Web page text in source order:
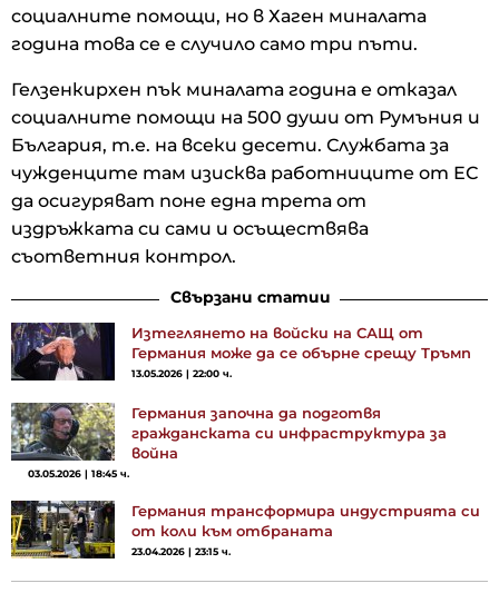
социалните помощи, но в Хаген миналата
година това се е случило само три пъти.
Гелзенкирхен пък миналата година е отказал
социалните помощи на 500 души от Румъния и
България, т.е. на всеки десети. Службата за
чужденците там изисква работниците от ЕС
да осигуряват поне една трета от
издръжката си сами и осъществява
съответния контрол.
Свързани статии
Изтеглянето на войски на САЩ от
Германия може да се обърне срещу Тръмп
13.05.2026 | 22:00 ч.
Германия започна да подготвя
гражданската си инфраструктура за
война
03.05.2026 | 18:45 ч.
Германия трансформира индустрията си
от коли към отбраната
23.04.2026 | 23:15 ч.